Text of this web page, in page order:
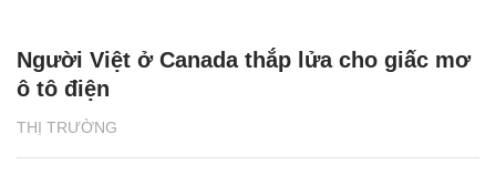
THỊ TRƯỜNG
Người Việt ở Canada thắp lửa cho giấc mơ
ô tô điện